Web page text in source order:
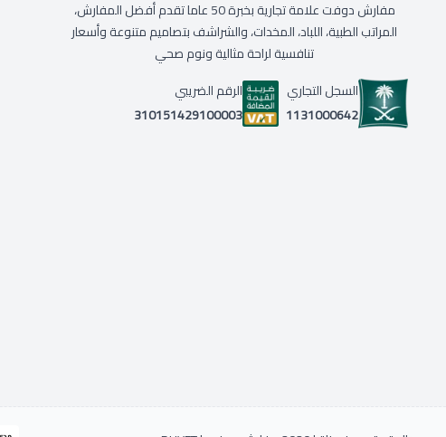
مفارش دوفت علامة تجارية بخبرة 50 عاما تقدم أفضل المفارش،
المراتب الطبية، اللباد، المخدات، والشراشف بتصاميم متنوعة وأسعار
تنافسية لراحة مثالية ونوم صحي
السجل التجاري
1131000642
الرقم الضريبي
310151429100003